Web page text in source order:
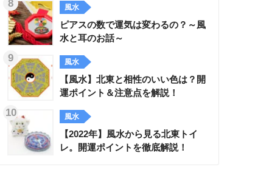
風水
ピアスの数で運気は変わるの？～風
水と耳のお話～
風水
【風水】北東と相性のいい色は？開
運ポイント＆注意点を解説！
風水
【2022年】風水から見る北東トイ
レ。開運ポイントを徹底解説！